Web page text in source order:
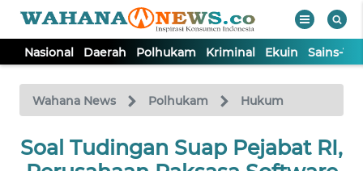
Nasional Daerah Polhukam Kriminal Ekuin Sains-
Wahana News Polhukam Hukum
Soal Tudingan Suap Pejabat RI,
TV
Tutup
NASIONAL